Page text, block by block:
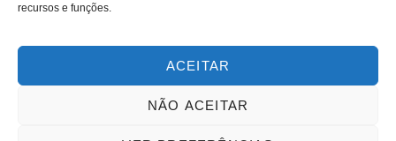
recursos e funções.
ACEITAR
NÃO ACEITAR
Copyright © 2026. Diário PcD. Todos os direitos reservados.